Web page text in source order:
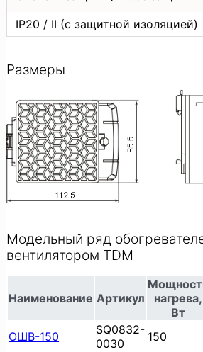
IP20 / II (с защитной изоляцией)
Размеры
Модельный ряд
вентилятором TDM
Наименование Артикул
нагрева,
Вт
ОШВ-150
SQ0832-
0030
150